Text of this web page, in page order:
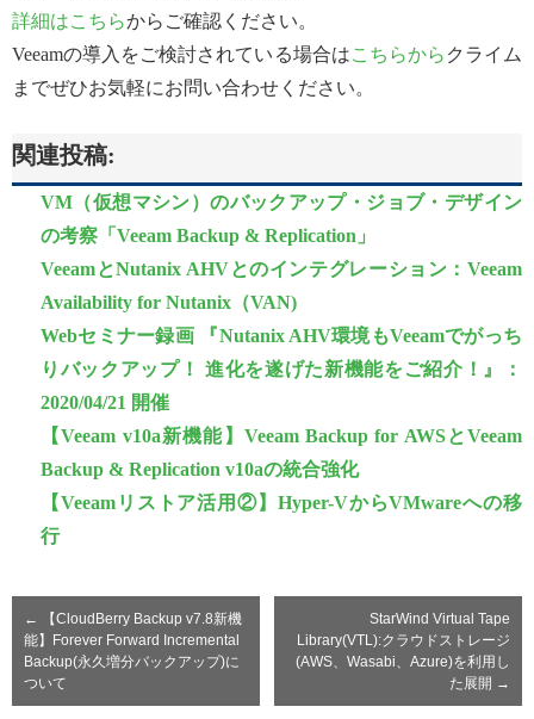
詳細はこちらからご確認ください。
Veeamの導入をご検討されている場合はこちらから クライム
までぜひお気軽にお問い合わせください。
関連投稿:
VM（仮想マシン）のバックアップ・ジョブ・デザイン
の考察「Veeam Backup & Replication」
VeeamとNutanix AHVとのインテグレーション：Veeam
Availability for Nutanix（VAN)
Webセミナー録画 『Nutanix AHV環境もVeeamでがっち
りバックアップ！ 進化を遂げた新機能をご紹介！』：
2020/04/21 開催
【Veeam v10a新機能】Veeam Backup for AWSとVeeam
Backup & Replication v10aの統合強化
【Veeamリストア活用②】Hyper-VからVMwareへの移
行
←
【CloudBerry Backup v7.8新機
能】Forever Forward Incremental
Backup(永久増分バックアップ)に
ついて
StarWind Virtual Tape
Library(VTL):クラウドストレージ
(AWS、Wasabi、Azure)を利用し
た展開 →